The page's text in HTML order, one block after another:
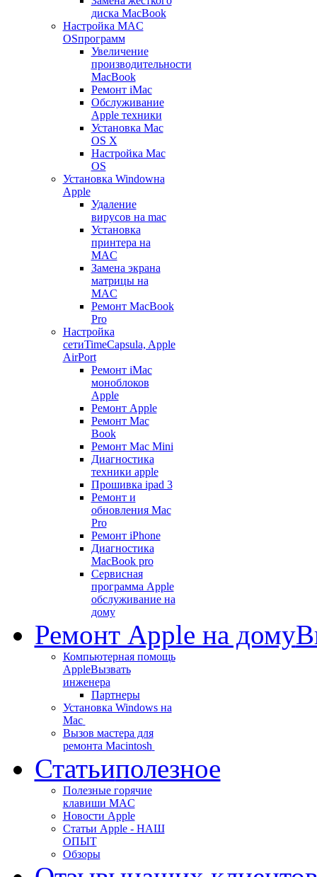
диска MacBook
Настройка MAC
OSпрограмм
Увеличение
производительности
MacBook
Ремонт iMac
Обслуживание
Apple техники
Установка Mac
OS X
Настройка Mac
OS
Установка Windowна
Apple
Удаление
вирусов на mac
Установка
принтера на
MAC
Замена экрана
матрицы на
MAC
Ремонт MacBook
Pro
Настройка
сетиTimeCapsula, Apple
AirPort
Ремонт iMac
моноблоков
Apple
Ремонт Apple
Ремонт Mac
Book
Ремонт Mac Mini
Диагностика
техники apple
Прошивка ipad 3
Ремонт и
обновления Mac
Pro
Ремонт iPhone
Диагностика
MacBook pro
Сервисная
программа Apple
обслуживание на
дому
Ремонт Apple на дому
Компьютерная помощь
AppleВызвать
инженера
Партнеры
Установка Windows на
Mac
Вызов мастера для
ремонта Macintosh
Статьиполезное
Полезные горячие
клавиши MAC
Новости Apple
Статьи Apple - НАШ
ОПЫТ
Обзоры